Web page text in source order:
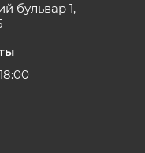
бульвар 1,